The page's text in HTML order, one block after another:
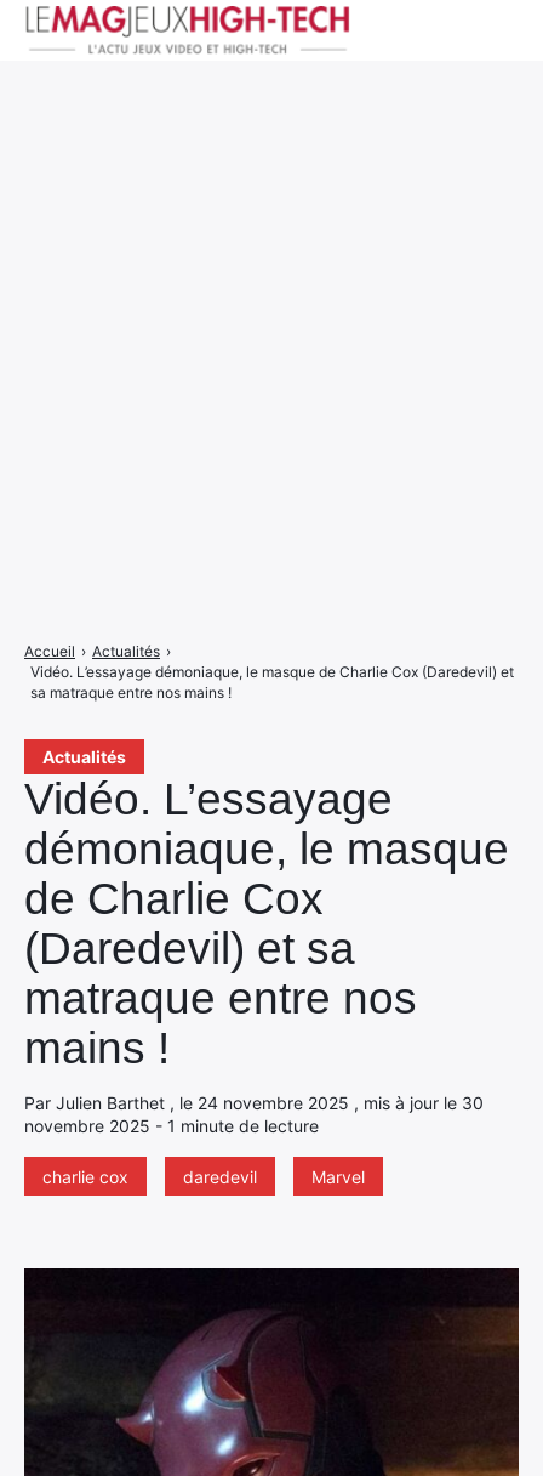
Actualités
Vidéo. L’essayage
démoniaque, le masque
de Charlie Cox
(Daredevil) et sa
matraque entre nos
mains !
Par Julien Barthet , le 24 novembre 2025 , mis à jour le 30
novembre 2025 - 1 minute de lecture
charlie cox daredevil Marvel
Accueil › Actualités ›
Vidéo. L’essayage démoniaque, le masque de Charlie Cox (Daredevil) et
sa matraque entre nos mains !